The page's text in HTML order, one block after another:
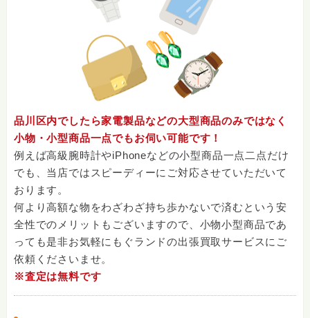
品川区内でしたら家電製品などの大型商品のみではなく
小物・小型商品一点でもお伺い可能です！
例えば高級腕時計やiPhoneなどの小型商品一点二点だけ
でも、当店ではスピーディーにご対応させていただいて
おります。
何より高額な物をわざわざ持ち歩かないで済むという安
全性でのメリットもございますので、小物小型商品であ
っても是非お気軽にもぐランドの出張買取サービスにご
依頼くださいませ。
※査定は無料です